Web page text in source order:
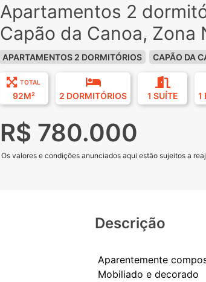
Apartamentos 2
Capão da Canoa, Zona
APARTAMENTOS 2 DORMITÓRIOS CAPÃO DA
TOTAL
92M² 2 DORMITÓRIOS 1 SUÍTE 1
R$ 780.000
Os valores e condições anunciados aqui estão sujeitos a
Descrição
Aparentemente
Mobiliado e decorado